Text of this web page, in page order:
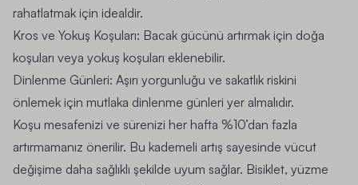
rahatlatmak için idealdir.
Kros ve Yokuş Koşuları: Bacak gücünü artırmak için doğa
koşuları veya yokuş koşuları eklenebilir.
Dinlenme Günleri: Aşırı yorgunluğu ve sakatlık riskini
önlemek için mutlaka dinlenme günleri yer almalıdır.
Koşu mesafenizi ve sürenizi her hafta %10’dan fazla
artırmamanız önerilir. Bu kademeli artış sayesinde vücut
değişime daha sağlıklı şekilde uyum sağlar. Bisiklet, yüzme